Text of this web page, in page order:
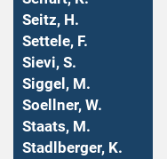
Seitz, H.
Settele, F.
Sievi, S.
Siggel, M.
Soellner, W.
Staats, M.
Stadlberger, K.